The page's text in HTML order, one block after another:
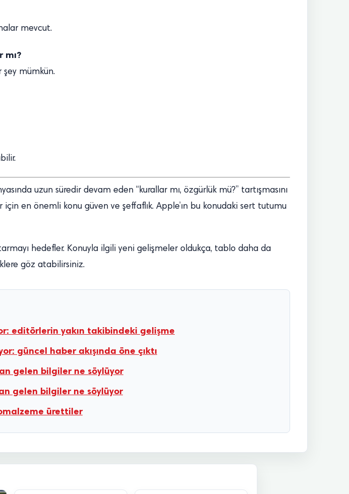
mevcut.
mı?
şey mümkün.
uzun süredir devam eden “kurallar mı, özgürlük mü?” tartışmasını
en önemli konu güven ve şeffaflık. Apple’ın bu konudaki sert tutumu
hedefler. Konuyla ilgili yeni gelişmeler oldukça, tablo daha da
göz atabilirsiniz.
editörlerin yakın takibindeki gelişme
güncel haber akışında öne çıktı
gelen bilgiler ne söylüyor
gelen bilgiler ne söylüyor
ürettiler